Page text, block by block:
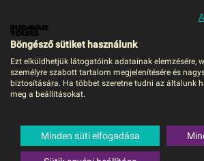
Vonresort Golden
Debrecen DEB,
Törökország,Török riviéra,
Böngésző sütiket használunk
Ezt elküldhetjük látogatóink adatainak elemzésére,
személyre szabott tartalom megjelenítésére és
biztosítására. Ha többet szeretne tudni az általunk
meg a beállításokat.
Minden süti elfogadása